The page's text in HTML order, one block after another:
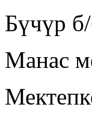
Бүчүр
Манас